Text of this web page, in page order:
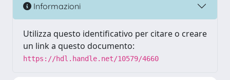
Informazioni
Utilizza questo identificativo per citare o creare
un link a questo documento:
https://hdl.handle.net/10579/4660